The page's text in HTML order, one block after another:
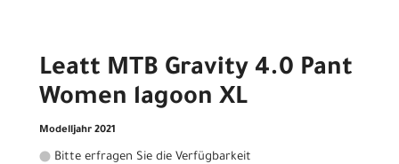
Leatt MTB Gravity 4.0 Pant
Women lagoon XL
Modelljahr 2021
Bitte erfragen Sie die Verfügbarkeit